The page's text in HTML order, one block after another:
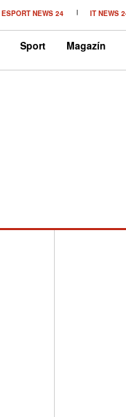
ESPORT NEWS 24 IT NEWS
Sport Magazín